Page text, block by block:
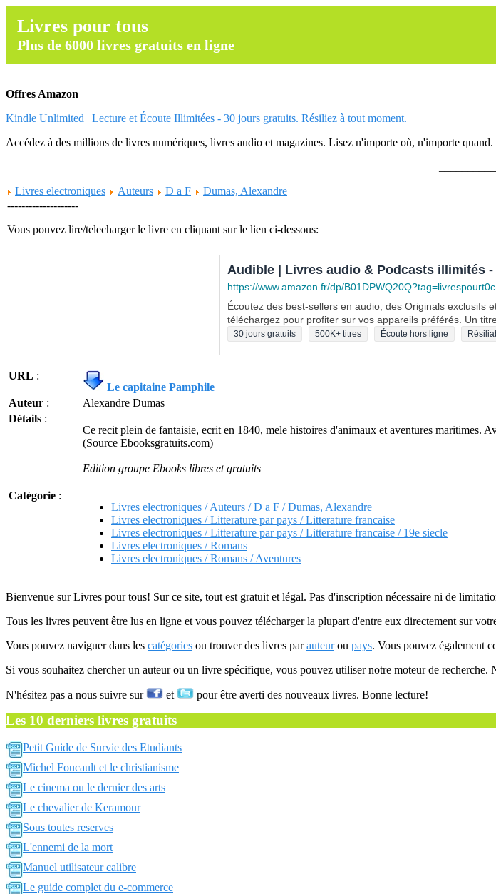
Livres pour tous
Plus de 6000 livres gratuits en ligne
Offres Amazon
Kindle Unlimited | Lecture et Écoute Illimitées - 30 jours gratuits. Résiliez à tout moment.
Accédez à des millions de livres numériques, livres audio et magazines. Lisez n'importe où, n'importe
Livres electroniques
Auteurs D a F
Dumas, Alexandre
--------------------
Vous pouvez lire/telecharger le livre en cliquant sur le lien ci-dessous:
Audible | Livres audio & Podcasts illimités
https://www.amazon.fr/dp/
Écoutez des best-sellers en audio, des Originals exclusifs
téléchargez pour profiter sur vos appareils préférés. Un
30 jours gratuits 500K+ titres Écoute hors ligne
URL :
Le capitaine Pamphile
Auteur :
Alexandre Dumas
Détails :
Ce recit plein de fantaisie, ecrit en 1840, mele histoires d'animaux et aventures maritimes.
(Source Ebooksgratuits.com)
Edition groupe Ebooks libres et gratuits
Catégorie :
Livres electroniques / Auteurs / D a F / Dumas, Alexandre
Livres electroniques / Litterature par pays / Litterature francaise
Livres electroniques / Litterature par pays / Litterature francaise / 19e siecle
Livres electroniques / Romans
Livres electroniques / Romans / Aventures
Bienvenue sur Livres pour tous! Sur ce site, tout est gratuit et légal. Pas d'inscription nécessaire ni de
Tous les livres peuvent être lus en ligne et vous pouvez télécharger la plupart d'entre eux directement sur
Vous pouvez naviguer dans les catégories ou trouver des livres parauteurou pays. Vous pouvez également
Si vous souhaitez chercher un auteur ou un livre spécifique, vous pouvez utiliser notre moteur de recherche.
N'hésitez pas a nous suivre sur et pour être averti des nouveaux livres. Bonne lecture!
Les 10 derniers livres gratuits
Petit Guide de Survie des Etudiants
Michel Foucault et le christianisme
Le cinema ou le dernier des arts
Le chevalier de Keramour
Sous toutes reserves
L'ennemi de la mort
Manuel utilisateur calibre
Le guide complet du e-commerce